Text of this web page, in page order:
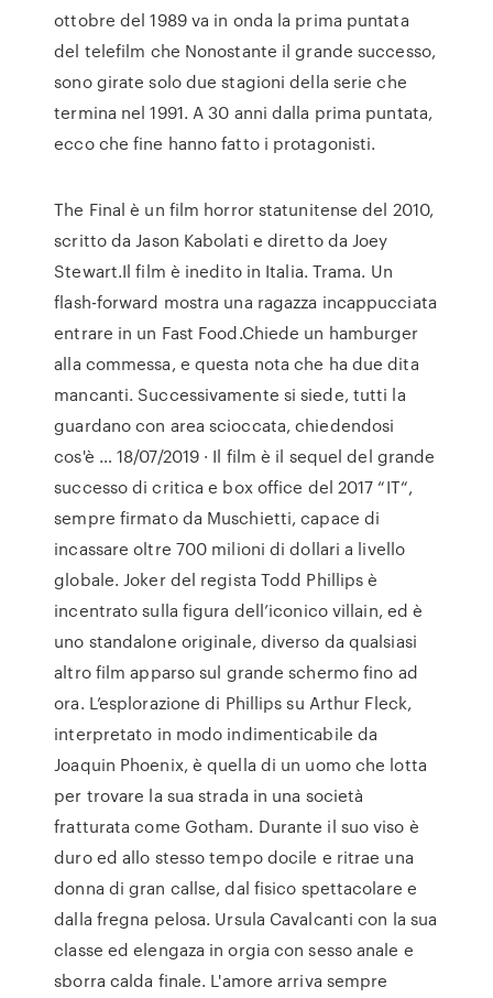
ottobre del 1989 va in onda la prima puntata
del telefilm che Nonostante il grande successo,
sono girate solo due stagioni della serie che
termina nel 1991. A 30 anni dalla prima puntata,
ecco che fine hanno fatto i protagonisti.
The Final è un film horror statunitense del 2010,
scritto da Jason Kabolati e diretto da Joey
Stewart.Il film è inedito in Italia. Trama. Un
flash-forward mostra una ragazza incappucciata
entrare in un Fast Food.Chiede un hamburger
alla commessa, e questa nota che ha due dita
mancanti. Successivamente si siede, tutti la
guardano con area scioccata, chiedendosi
cos'è … 18/07/2019 · Il film è il sequel del grande
successo di critica e box office del 2017 “IT“,
sempre firmato da Muschietti, capace di
incassare oltre 700 milioni di dollari a livello
globale. Joker del regista Todd Phillips è
incentrato sulla figura dell’iconico villain, ed è
uno standalone originale, diverso da qualsiasi
altro film apparso sul grande schermo fino ad
ora. L’esplorazione di Phillips su Arthur Fleck,
interpretato in modo indimenticabile da
Joaquin Phoenix, è quella di un uomo che lotta
per trovare la sua strada in una società
fratturata come Gotham. Durante il suo viso è
duro ed allo stesso tempo docile e ritrae una
donna di gran callse, dal fisico spettacolare e
dalla fregna pelosa. Ursula Cavalcanti con la sua
classe ed elengaza in orgia con sesso anale e
sborra calda finale. L'amore arriva sempre